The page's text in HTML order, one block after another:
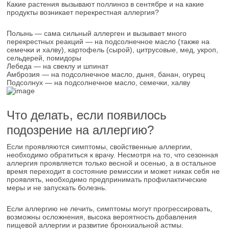
Какие растения вызывают поллиноз в сентябре и на какие
продукты возникает перекрестная аллергия?
Полынь ― сама сильный аллерген и вызывает много
перекрестных реакций ― на подсолнечное масло (также на
семечки и халву), картофель (сырой), цитрусовые, мед, укроп,
сельдерей, помидоры
Лебеда ― на свеклу и шпинат
Амброзия ― на подсолнечное масло, дыня, банан, огурец
Подсолнух ― на подсолнечное масло, семечки, халву
Что делать, если появилось
подозрение на аллергию?
Если проявляются симптомы, свойственные аллергии,
необходимо обратиться к врачу. Несмотря на то, что сезонная
аллергия проявляется только весной и осенью, а в остальное
время переходит в состояние ремиссии и может никак себя не
проявлять, необходимо предпринимать профилактические
меры и не запускать болезнь.
Если аллергию не лечить, симптомы могут прогрессировать,
возможны осложнения, высока вероятность добавления
пищевой аллергии и развитие бронхиальной астмы.